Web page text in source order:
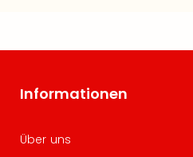
Informationen
Über uns